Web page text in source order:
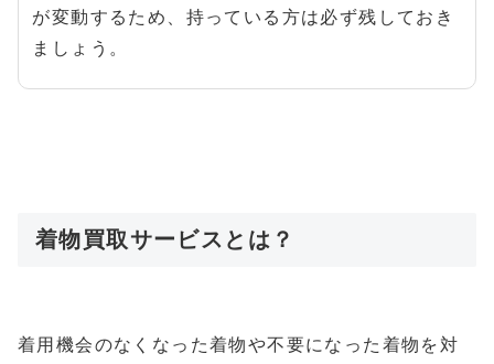
が変動するため、持っている方は必ず残しておき
ましょう。
着物買取サービスとは？
着用機会のなくなった着物や不要になった着物を対